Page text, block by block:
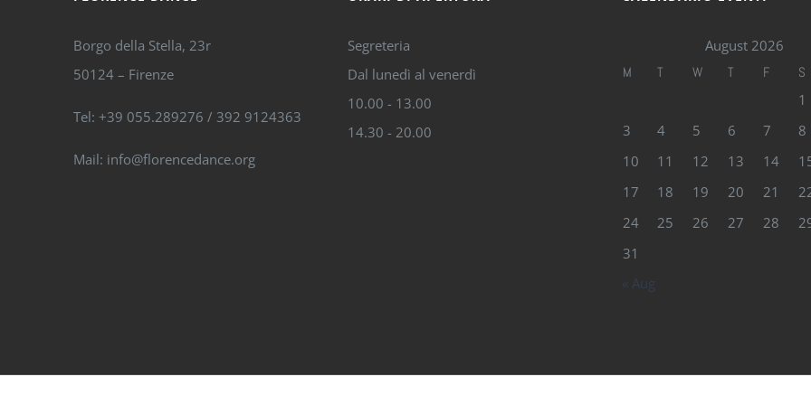
Borgo della Stella, 23r
50124 – Firenze
Tel: +39 055.289276 / 392 9124363
Mail: info@florencedance.org
Segreteria
Dal lunedì al venerdì
10.00 - 13.00
14.30 - 20.00
August 2026
M T W T F S
1
3
4 5 6 7 8
10
11 12 13 14
17
18 19 20 21
24
25 26 27 28
31
« Aug